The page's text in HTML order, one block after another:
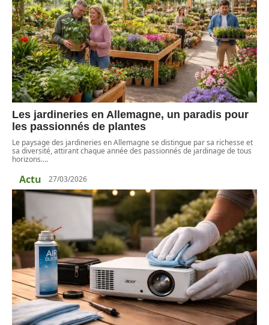
Les jardineries en Allemagne, un paradis pour
les passionnés de plantes
Le paysage des jardineries en Allemagne se distingue par sa richesse et
sa diversité, attirant chaque année des passionnés de jardinage de tous
horizons.…
Actu 27/03/2026